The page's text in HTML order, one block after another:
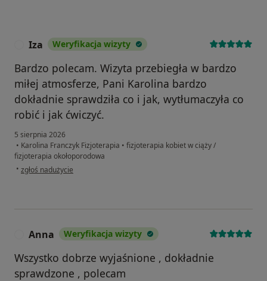
Iza Weryfikacja wizyty
Bardzo polecam. Wizyta przebiegła w bardzo
miłej atmosferze, Pani Karolina bardzo
dokładnie sprawdziła co i jak, wytłumaczyła co
robić i jak ćwiczyć.
5 sierpnia 2026
• Karolina Franczyk Fizjoterapia • fizjoterapia kobiet w ciąży /
fizjoterapia okołoporodowa
• w opinii użytkownika Iza
zgłoś nadużycie
Anna Weryfikacja wizyty
Wszystko dobrze wyjaśnione , dokładnie
sprawdzone , polecam